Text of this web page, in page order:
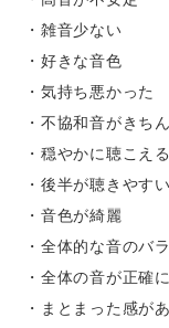
・雑音少ない
・好きな音色
・気持ち悪かった
・不協和音がきち
・穏やかに聴こえる
・後半が聴きやすい
・音色が綺麗
・全体的な音のバ
・全体の音が正確
・まとまった感が